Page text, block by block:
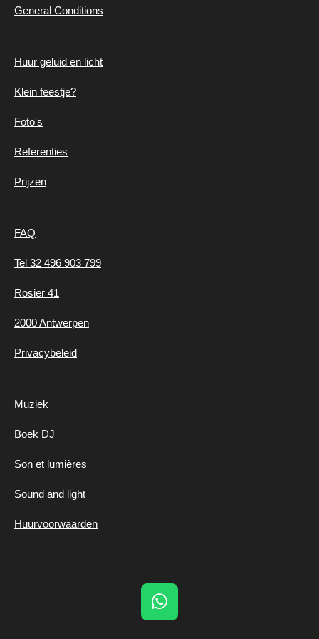
General Conditions
Huur geluid en licht
Klein feestje?
Foto's
Referenties
Prijzen
FAQ
Tel 32 496 903 799
Rosier 41
2000 Antwerpen
Privacybeleid
Muziek
Boek DJ
Son et lumières
Sound and light
Huurvoorwaarden
W